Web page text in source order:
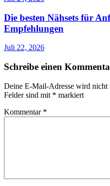
Die besten Nähsets für
Empfehlungen
Juli 22, 2026
Schreibe einen
Deine E-Mail-Adresse wird nicht
Felder sind mit * markiert
Kommentar *